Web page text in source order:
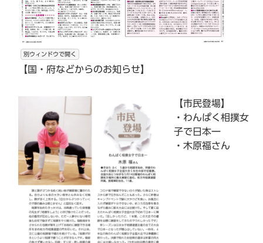
別ウィンドウで開く
【国・府などからのお知らせ】
【市民登場】
・わんぱく相撲女
子で日本一
・木原福さん